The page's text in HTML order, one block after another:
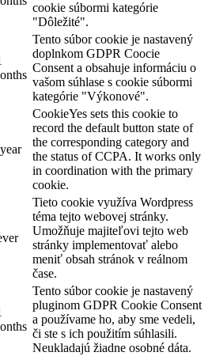
cookie súbormi kategórie
"Dôležité".
Tento súbor cookie je nastavený
doplnkom GDPR Coocie
Consent a obsahuje informáciu o
vašom súhlase s cookie súbormi
kategórie "Výkonové".
CookieYes sets this cookie to
record the default button state of
the corresponding category and
the status of CCPA. It works only
in coordination with the primary
cookie.
Tieto cookie využíva Wordpress
téma tejto webovej stránky.
Umožňuje majiteľovi tejto web
stránky implementovať alebo
meniť obsah stránok v reálnom
čase.
Tento súbor cookie je nastavený
pluginom GDPR Cookie Consent
a používame ho, aby sme vedeli,
či ste s ich použitím súhlasili.
Neukladajú žiadne osobné dáta.